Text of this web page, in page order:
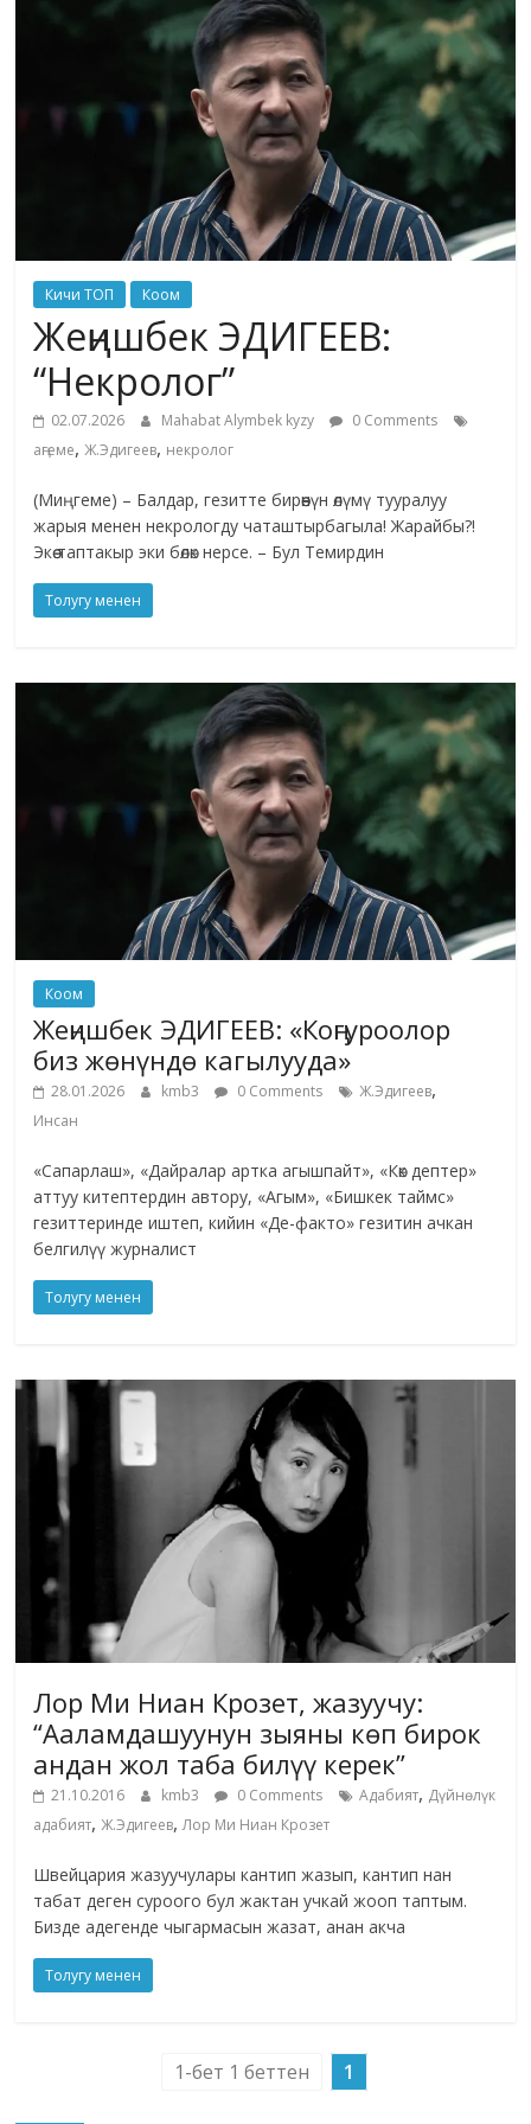
жана
Кичи ТОП Коом
Жеңишбек ЭДИГЕЕВ:
“Некролог”
02.07.2026 Mahabat Alymbek kyzy
0 Comments
аңгеме,Ж.Эдигеев, некролог
(Миңгеме) – Балдар, гезитте бирөөнүн өлүмү тууралуу
жарыя менен некрологду чаташтырбагыла! Жарайбы?!
Экөө таптакыр эки бөлөк нерсе. – Бул Темирдин
Толугу менен
Коом
Жеңишбек ЭДИГЕЕВ: «Коңгуроолор
биз жөнүндө кагылууда»
28.01.2026 kmb3 0 Comments Ж.Эдигеев,
Инсан
«Сапарлаш», «Дайралар артка агышпайт», «Көк дептер»
аттуу китептердин автору, «Агым», «Бишкек таймс»
гезиттеринде иштеп, кийин «Де-факто» гезитин ачкан
белгилүү журналист
Толугу менен
Лор Ми Ниан Крозет, жазуучу:
“Ааламдашуунун зыяны көп бирок
андан жол таба билүү керек”
21.10.2016 kmb3 0 Comments Адабият, Дүйнөлүк
адабият,Ж.Эдигеев,Лор Ми Ниан Крозет
Швейцария жазуучулары кантип жазып, кантип нан
табат деген суроого бул жактан учкай жооп таптым.
Бизде адегенде чыгармасын жазат, анан акча
Толугу менен
1-бет 1 беттен 1